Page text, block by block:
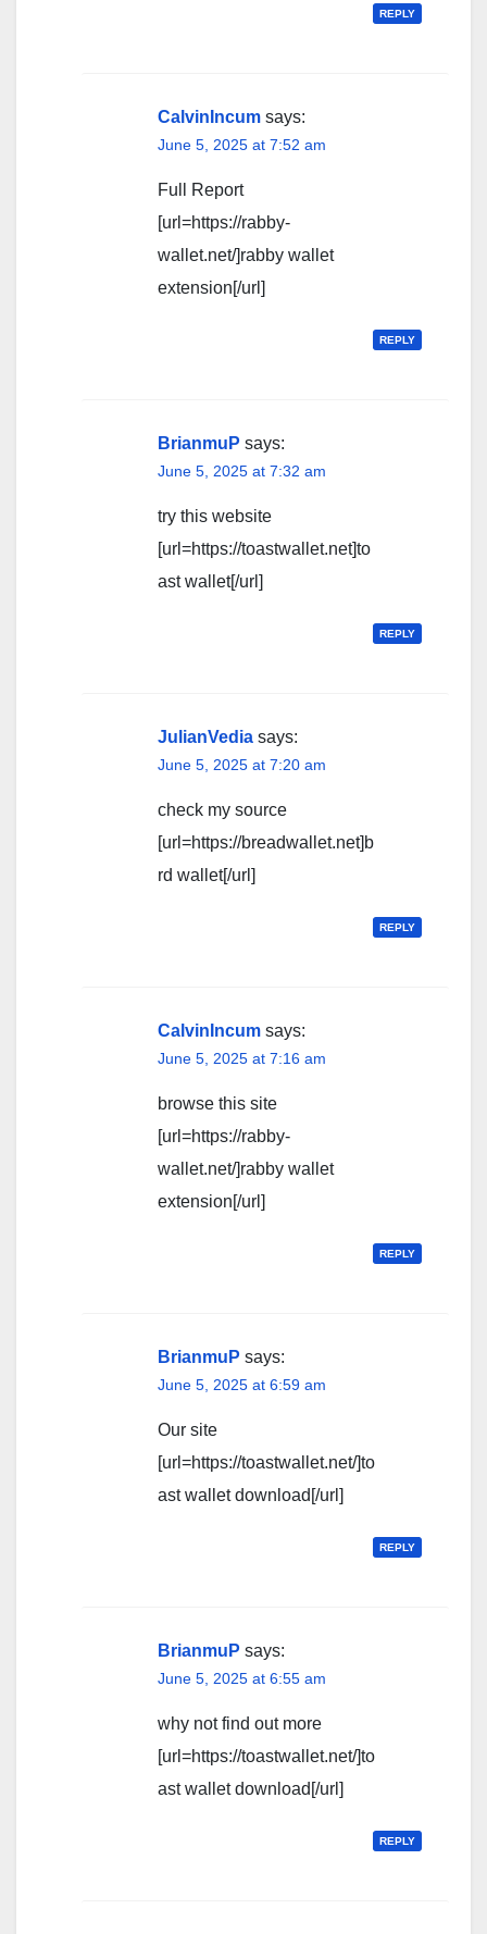
REPLY
CalvinIncum says:
June 5, 2025 at 7:52 am
Full Report
[url=https://rabby-
wallet.net/]rabby wallet
extension[/url]
REPLY
BrianmuP says:
June 5, 2025 at 7:32 am
try this website
[url=https://toastwallet.net]to
ast wallet[/url]
REPLY
JulianVedia says:
June 5, 2025 at 7:20 am
check my source
[url=https://breadwallet.net]b
rd wallet[/url]
REPLY
CalvinIncum says:
June 5, 2025 at 7:16 am
browse this site
[url=https://rabby-
wallet.net/]rabby wallet
extension[/url]
REPLY
BrianmuP says:
June 5, 2025 at 6:59 am
Our site
[url=https://toastwallet.net/]to
ast wallet download[/url]
REPLY
BrianmuP says:
June 5, 2025 at 6:55 am
why not find out more
[url=https://toastwallet.net/]to
ast wallet download[/url]
REPLY